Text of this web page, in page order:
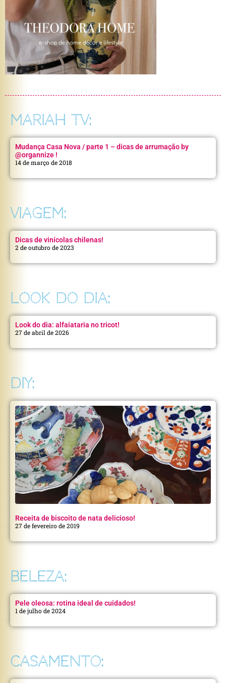
MARIAH TV:
Mudança Casa Nova / parte 1 – dicas de arrumação by
@organnize !
14 de março de 2018
VIAGEM:
Dicas de vinícolas chilenas!
2 de outubro de 2023
LOOK DO DIA:
Look do dia: alfaiataria no tricot!
27 de abril de 2026
DIY:
Receita de biscoito de nata delicioso!
27 de fevereiro de 2019
BELEZA:
Pele oleosa: rotina ideal de cuidados!
1 de julho de 2024
CASAMENTO: